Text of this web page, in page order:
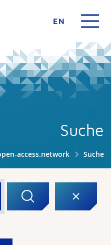
EN
Suche
access.network Suche